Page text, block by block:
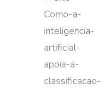
Como
a
inteligência
artificial
apoia